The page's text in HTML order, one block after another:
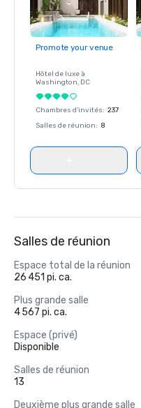
Promote your venue
Hôtel de luxe à
Washington, DC
Chambres d'invités: 237
Salles de réunion: 8
Salles de réunion
Espace total de la réunion
26 451 pi. ca.
Plus grande salle
4 567 pi. ca.
Espace (privé)
Disponible
Salles de réunion
13
Deuxième plus grande salle